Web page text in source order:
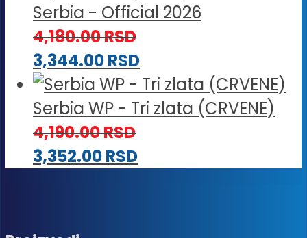
Serbia - Official 2026
4,180.00RSD
3,344.00RSD
Serbia WP - Tri zlata (CRVENE)
4,190.00RSD
3,352.00RSD